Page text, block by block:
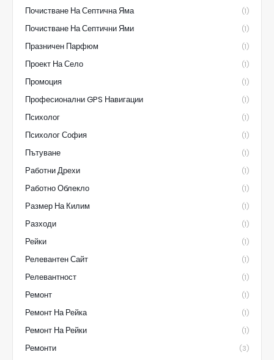
Почистване На Септична Яма (1)
Почистване На Септични Ями (1)
Празничен Парфюм (1)
Проект На Село (1)
Промоция (1)
Професионални GPS Навигации (1)
Психолог (1)
Психолог София (1)
Пътуване (1)
Работни Дрехи (1)
Работно Облекло (1)
Размер На Килим (1)
Разходи (1)
Рейки (1)
Релевантен Сайт (1)
Релевантност (1)
Ремонт (1)
Ремонт На Рейка (1)
Ремонт На Рейки (1)
Ремонти (3)